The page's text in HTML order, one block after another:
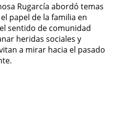
Rugarcía abordó temas
papel de la familia en
sentido de comunidad
heridas sociales y
a mirar hacia el pasado